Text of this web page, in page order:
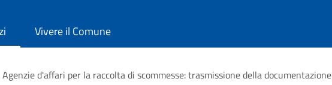
Vivere il Comune
Agenzie d'affari per la raccolta di scommesse: trasmissione della documentazione